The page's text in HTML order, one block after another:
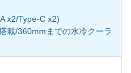
x2/Type-C x2)
載/360mmまでの水冷クーラ